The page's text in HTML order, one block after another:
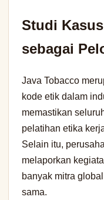
Studi
sebagai
Java Tobacco
kode etik dalam
memastikan
pelatihan etika
Selain itu,
melaporkan
banyak mitra
sama.